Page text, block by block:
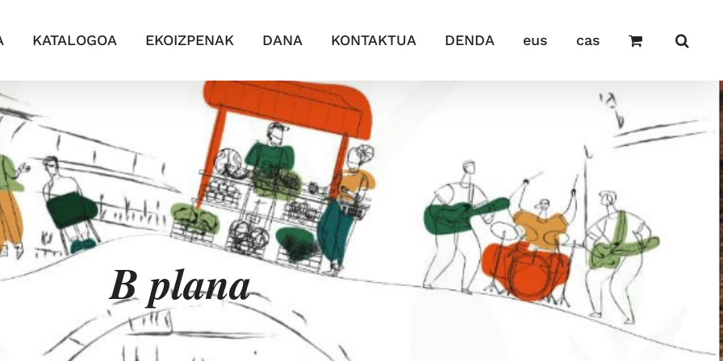
KATALOGOA EKOIZPENAK DANA KONTAKTUA DENDA eus cas
B plana